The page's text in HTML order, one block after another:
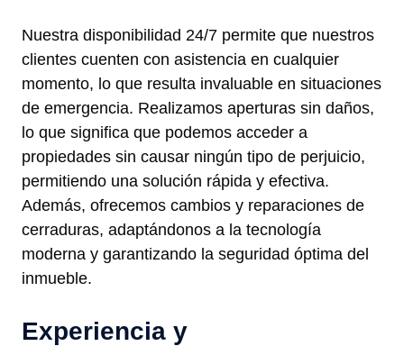
Nuestra disponibilidad 24/7 permite que nuestros
clientes cuenten con asistencia en cualquier
momento, lo que resulta invaluable en situaciones
de emergencia. Realizamos aperturas sin daños,
lo que significa que podemos acceder a
propiedades sin causar ningún tipo de perjuicio,
permitiendo una solución rápida y efectiva.
Además, ofrecemos cambios y reparaciones de
cerraduras, adaptándonos a la tecnología
moderna y garantizando la seguridad óptima del
inmueble.
Experiencia y